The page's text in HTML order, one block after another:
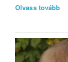
Olvass tovább